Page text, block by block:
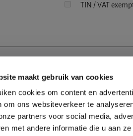
maakt gebruik van cookies
cookies om content en
om ons websiteverkeer te
partners voor social media,
met andere informatie die u aan
TIN / VAT